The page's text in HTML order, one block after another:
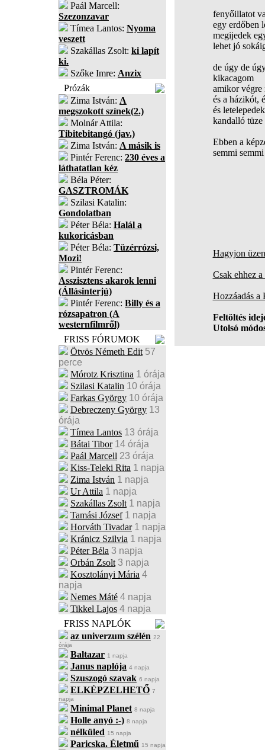
Paál Marcell:
Szezonzavar
Tímea Lantos: Nyoma
veszett
Szakállas Zsolt: ki lapít
ki.
Szőke Imre: Anzix
Prózák
Zima István: A
megszokott színek(2.)
Molnár Attila:
Tibitebitangó (jav.)
Zima István: A másik is
Pintér Ferenc: 230 éves a
láthatatlan kéz
Béla Péter:
GASZTROMÁK
Szilasi Katalin:
Gondolatban
Péter Béla: Halál a
kukoricásban
Péter Béla: Tüzérrózsi,
Mozi!
Pintér Ferenc:
Asszisztens akarok lenni
(Állásinterjú)
Pintér Ferenc: Billy és a
rózsapatron (A
westernfilmről)
FRISS FÓRUMOK
Ötvös Németh Edit 57
perce
Mórotz Krisztina 1 órája
Szilasi Katalin 10 órája
Farkas György 10 órája
Debreczeny György 13
órája
Tímea Lantos 13 órája
Bátai Tibor 14 órája
Paál Marcell 23 órája
Kiss-Teleki Rita 1 napja
Zima István 1 napja
Ur Attila 1 napja
Szakállas Zsolt 1 napja
Tamási József 1 napja
Horváth Tivadar 1 napja
Kránicz Szilvia 1 napja
Péter Béla 3 napja
Orbán Zsolt 3 napja
Kosztolányi Mária 4
napja
Nemes Máté 4 napja
Tikkel Lajos 4 napja
FRISS NAPLÓK
az univerzum szélén 22
órája
Baltazar 1 napja
Janus naplója 4 napja
Szuszogó szavak 6 napja
ELKÉPZELHETŐ 7
napja
Minimal Planet 8 napja
Holle anyó :-) 8 napja
nélküled 15 napja
Paricska. Életmű 15 napja
fenyőillatot
egy erdőben
megijedek
lehet jó
de úgy de
kikacagom
amikor végre
és a házikót,
és
kandalló tüze
Ebben a
semmi
Hagyjon
Csak ehhez
Hozzáadás
Feltöltés
Utolsó